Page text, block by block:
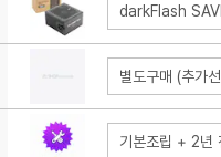
darkFlash
별도구매 (추가
기본조립 + 2년